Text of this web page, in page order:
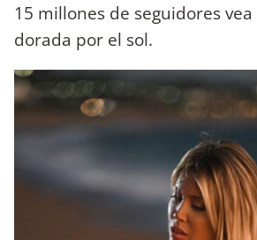
15 millones de seguidores
dorada por el sol.